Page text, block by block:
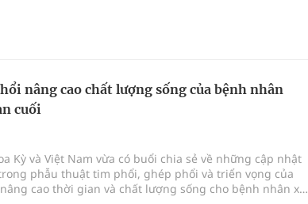
nâng cao chất lượng sống của bệnh nhân
cuối
Kỳ và Việt Nam vừa có buổi chia sẻ về những cập nhật
phẫu thuật tim phổi, ghép phổi và triển vọng của
cao thời gian và chất lượng sống cho bệnh nhân xơ